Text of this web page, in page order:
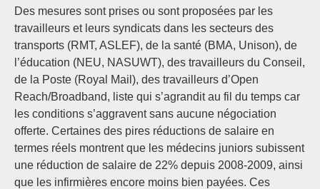
Des mesures sont prises ou sont proposées par les
travailleurs et leurs syndicats dans les secteurs des
transports (RMT, ASLEF), de la santé (BMA, Unison), de
l’éducation (NEU, NASUWT), des travailleurs du Conseil,
de la Poste (Royal Mail), des travailleurs d’Open
Reach/Broadband, liste qui s’agrandit au fil du temps car
les conditions s’aggravent sans aucune négociation
offerte. Certaines des pires réductions de salaire en
termes réels montrent que les médecins juniors subissent
une réduction de salaire de 22% depuis 2008-2009, ainsi
que les infirmières encore moins bien payées. Ces